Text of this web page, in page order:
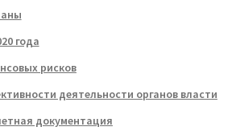
года
рисков
деятельности органов власти
документация